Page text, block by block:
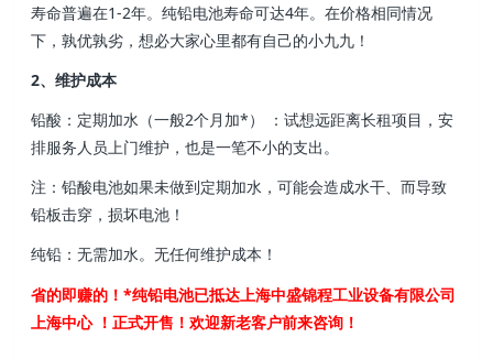
寿命普遍在1-2年。纯铅电池寿命可达4年。在价格相同情况
下，孰优孰劣，想必大家心里都有自己的小九九！
2、维护成本
铅酸：定期加水（一般2个月加*） ：试想远距离长租项目，安
排服务人员上门维护，也是一笔不小的支出。
注：铅酸电池如果未做到定期加水，可能会造成水干、而导致
铅板击穿，损坏电池！
纯铅：无需加水。无任何维护成本！
省的即赚的！*纯铅电池已抵达上海中盛锦程工业设备有限公司
上海中心 ！正式开售！欢迎新老客户前来咨询！